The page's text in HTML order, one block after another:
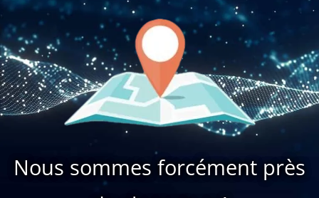
Nous sommes forcément près